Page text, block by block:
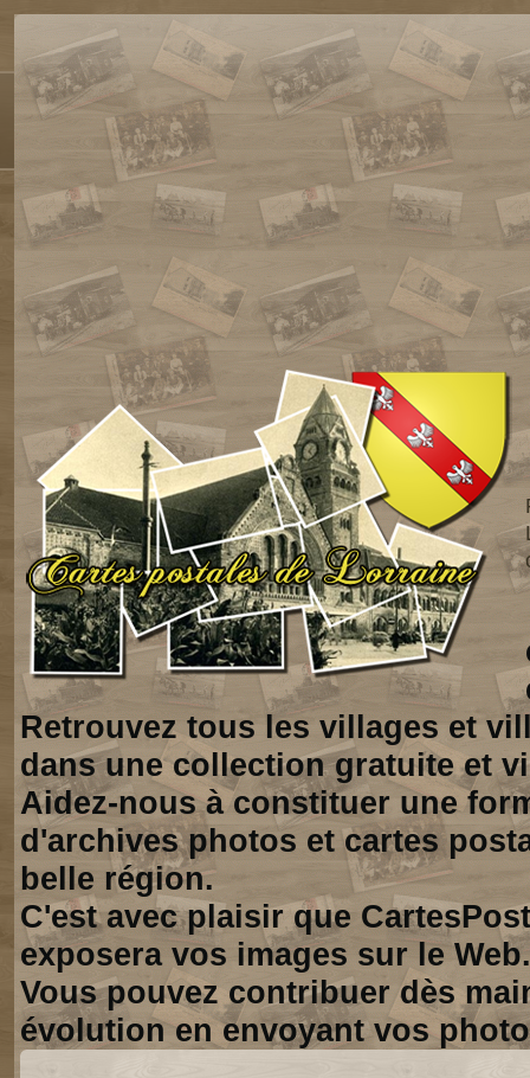
Retrouvez tous les villages et
dans une collection gratuite et
Aidez-nous à constituer une
d'archives photos et cartes
belle région.
C'est avec plaisir que
exposera vos images sur le Web.
Vous pouvez contribuer dès
évolution en envoyant vos